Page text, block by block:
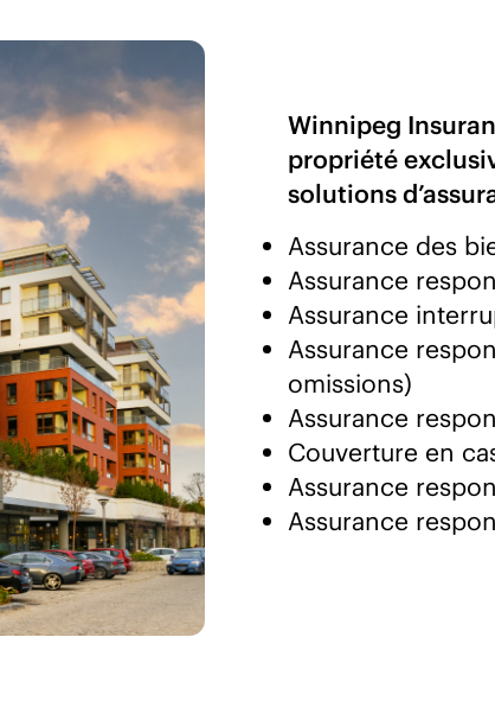
Winnipeg
propriété
solutions
Assurance des
Assurance
Assurance
Assurance
omissions)
Assurance
Couverture en
Assurance
Assurance